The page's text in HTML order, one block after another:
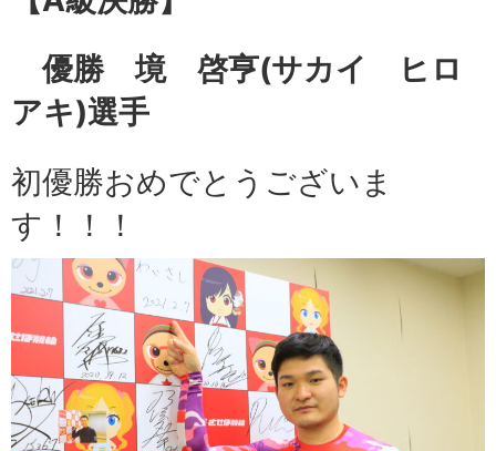
優勝 境 啓亨(サカイ ヒロ
アキ)選手
初優勝おめでとうございま
す！！！